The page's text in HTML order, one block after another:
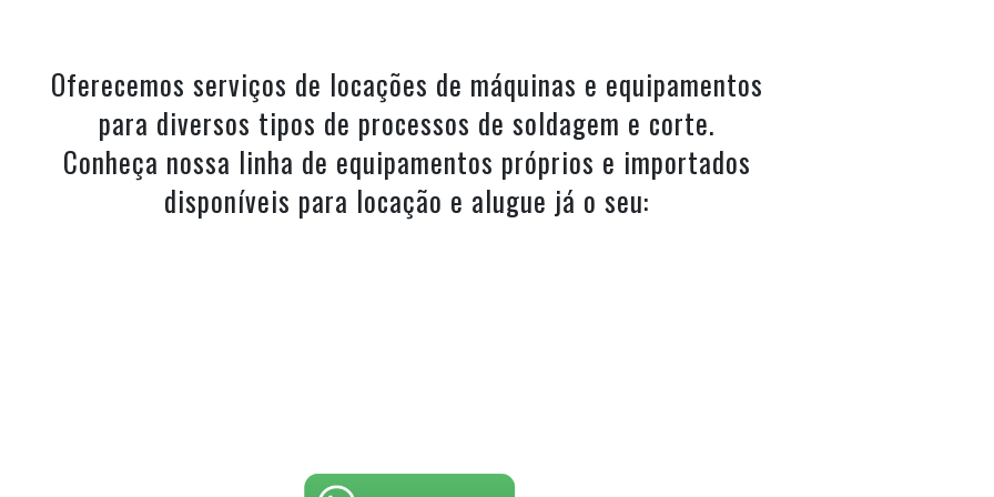
Oferecemos serviços de locações de máquinas e equipamentos
para diversos tipos de processos de soldagem e corte.
Conheça nossa linha de equipamentos próprios e importados
disponíveis para locação e alugue já o seu: